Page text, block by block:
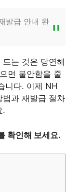
발급 안내 완
는 것은 당연해
면 불안함을 줄
니다. 이제 NH
법과 재발급 절차
.
확인해 보세요.